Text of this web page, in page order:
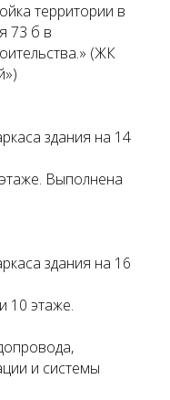
территории в
73 б в
(ЖК
здания на 14
Выполнена
здания на 16
10 этаже.
и системы